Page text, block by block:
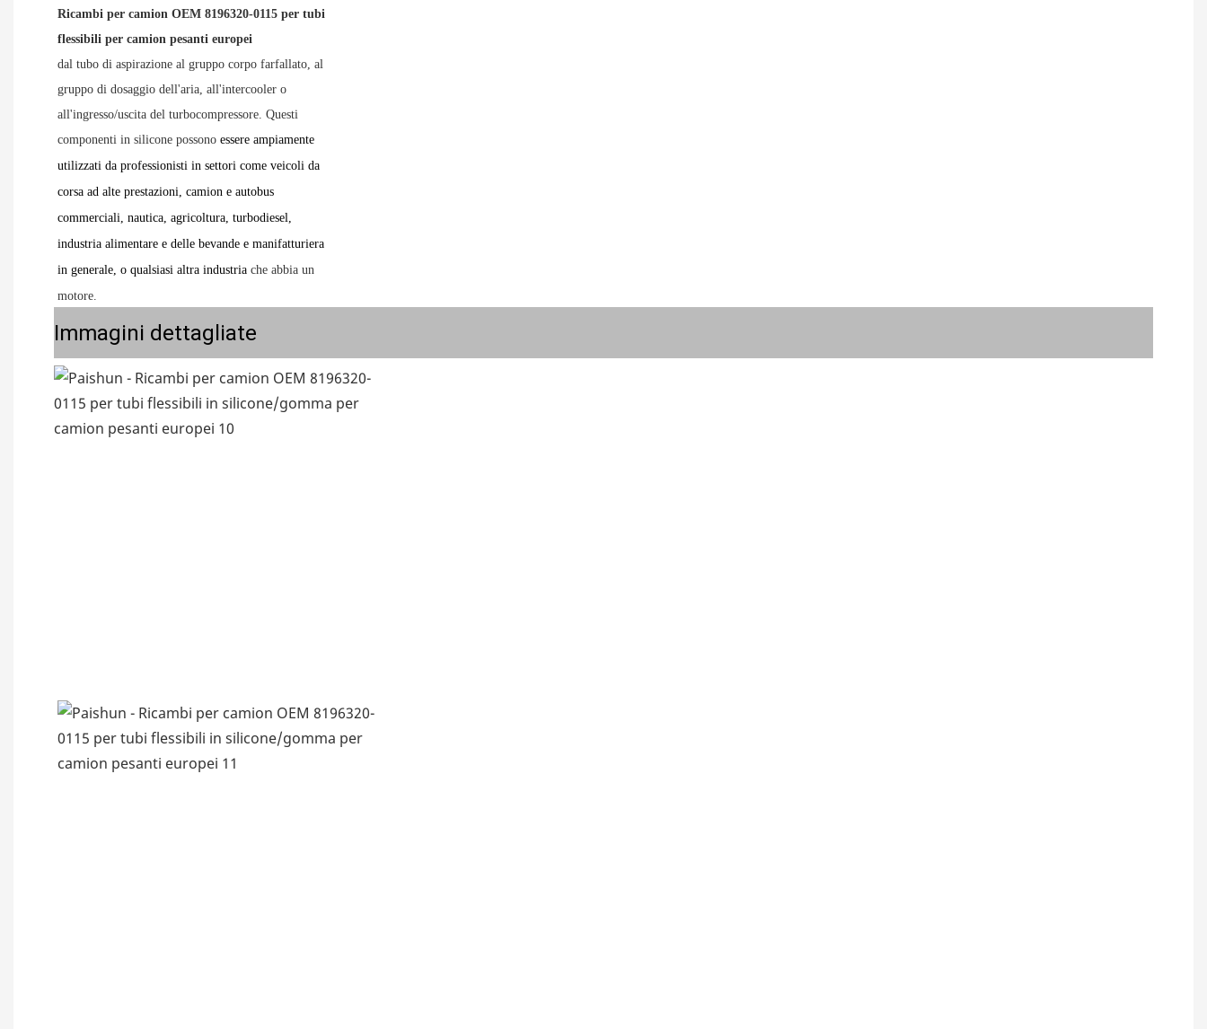
Ricambi per camion OEM 8196320-0115 per tubi
flessibili per camion pesanti europei
dal tubo di aspirazione al gruppo corpo farfallato, al
gruppo di dosaggio dell'aria, all'intercooler o
all'ingresso/uscita del turbocompressore. Questi
componenti in silicone possono essere ampiamente
utilizzati da professionisti in settori come veicoli da
corsa ad alte prestazioni, camion e autobus
commerciali, nautica, agricoltura, turbodiesel,
industria alimentare e delle bevande e manifatturiera
in generale, o qualsiasi altra industria che abbia un
motore.
Immagini dettagliate